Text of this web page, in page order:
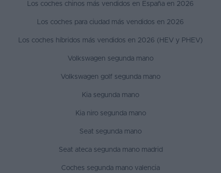
Los coches chinos más vendidos en España en 2026
Los coches para ciudad más vendidos en 2026
Los coches híbridos más vendidos en 2026 (HEV y PHEV)
Volkswagen segunda mano
Volkswagen golf segunda mano
Kia segunda mano
Kia niro segunda mano
Seat segunda mano
Seat ateca segunda mano madrid
Coches segunda mano valencia